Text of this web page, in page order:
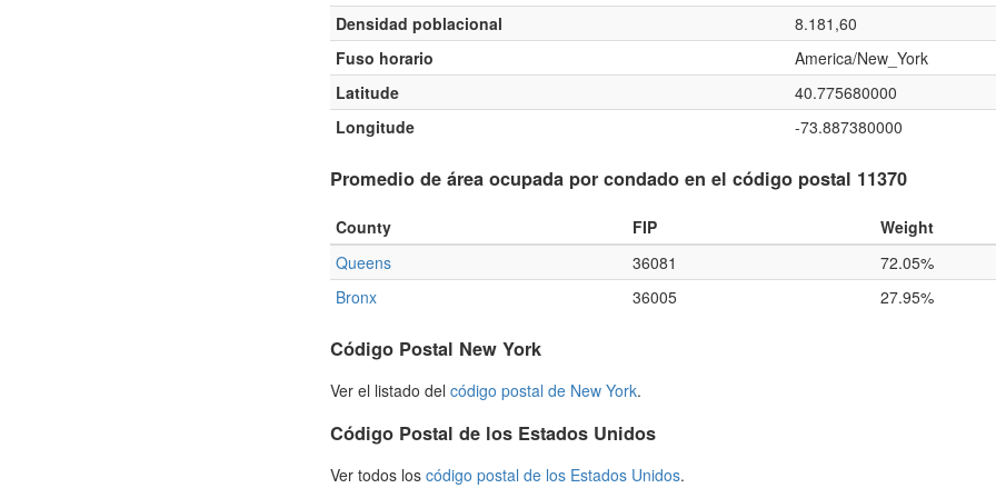
Densidad poblacional
8.181,60
Fuso horario
America/New_York
Latitude
40.775680000
Longitude
-73.887380000
Promedio de área ocupada por condado en el código postal 11370
County FIP
Weight
Queens
36081
72.05%
Bronx
36005 27.95%
Código Postal New York
Ver el listado del código postal de New York.
Código Postal de los Estados Unidos
Ver todos los código postal de los Estados Unidos.